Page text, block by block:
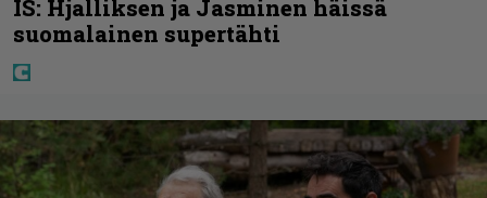
IS: Hjalliksen ja Jasminen häissä
suomalainen supertähti